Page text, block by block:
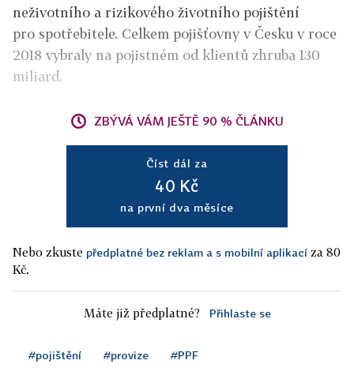
neživotního a rizikového životního pojištění
pro spotřebitele. Celkem pojišťovny v Česku v roce
2018 vybraly na pojistném od klientů zhruba 130
miliard.
ZBÝVÁ VÁM JEŠTĚ 90 % ČLÁNKU
Číst dál za
40 Kč
na první dva měsíce
Nebo zkuste předplatné bez reklam a s mobilní aplikací za 80
Kč.
Máte již předplatné? Přihlaste se
#pojištění #provize #PPF